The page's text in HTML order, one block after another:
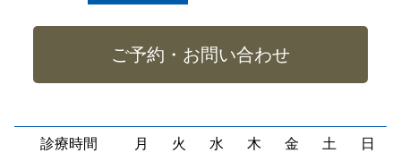
ご予約・お問い合わせ
診療時間 月 火 水 木 金 土 日